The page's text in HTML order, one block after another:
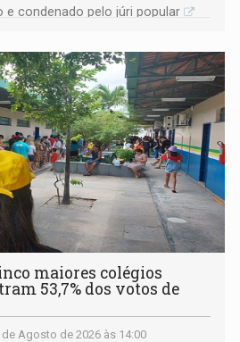
e condenado pelo júri popular
maiores colégios
53,7% dos votos de
de Agosto de 2026 às 14:00